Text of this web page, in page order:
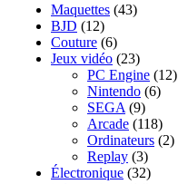
Maquettes (43)
BJD (12)
Couture (6)
Jeux vidéo (23)
PC Engine (12)
Nintendo (6)
SEGA (9)
Arcade (118)
Ordinateurs (2)
Replay (3)
Électronique (32)